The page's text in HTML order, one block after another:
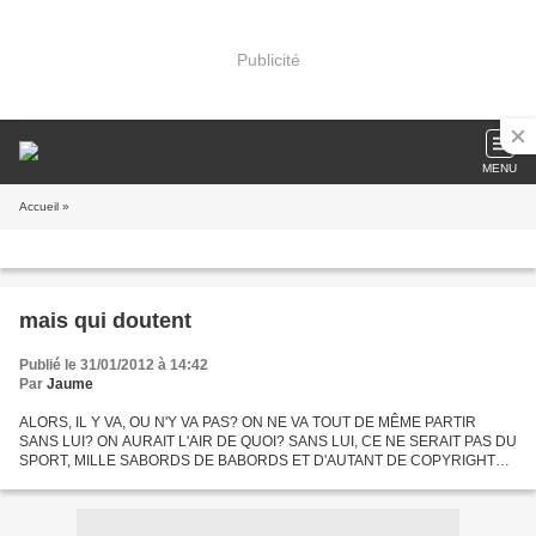
Publicité
MENU
Accueil »
mais qui doutent
Publié le 31/01/2012 à 14:42
Par Jaume
ALORS, IL Y VA, OU N'Y VA PAS? ON NE VA TOUT DE MÊME PARTIR
SANS LUI? ON AURAIT L'AIR DE QUOI? SANS LUI, CE NE SERAIT PAS DU
SPORT, MILLE SABORDS DE BABORDS ET D'AUTANT DE COPYRIGHTS!
L'ELECTION...